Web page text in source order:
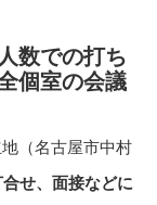
数での打ち
個室の会議
（名古屋市中村
せ、面接などに